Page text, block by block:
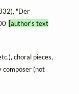
"Der
[author's text
choral pieces,
composer (not